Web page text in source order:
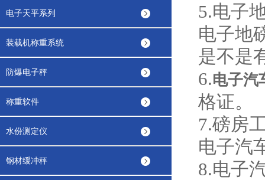
电子天平系列
装载机称重系统
防爆电子秤
称重软件
水份测定仪
钢材缓冲秤
5.电子
电子地
是不是
6.电子汽
格证。
7.磅房
电子汽
8.电子